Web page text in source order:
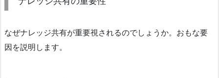
なぜナレッジ共有が重要視されるのでしょうか。おもな要
因を説明します。